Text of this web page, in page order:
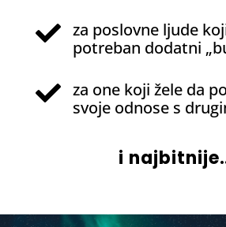
 za poslovne ljude
potreban dodatni
 za one koji žele da
svoje odnose s
i